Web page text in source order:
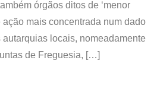
órgãos ditos de ‘menor
ação mais concentrada num dado
locais, nomeadamente
de Freguesia, […]